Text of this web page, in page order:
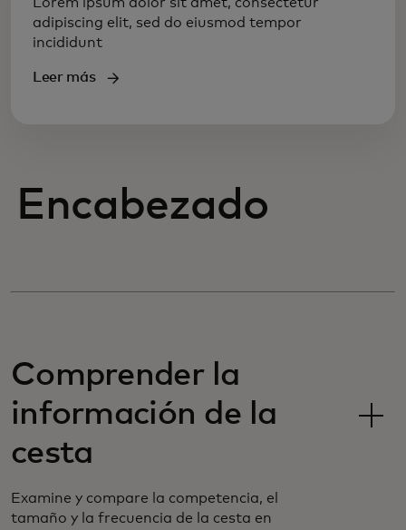
adipiscing elit, sed do eiusmod tempor
incididunt
Leer más
Encabezado
Comprender la
información de la
cesta
Examine y compare la competencia, el
tamaño y la frecuencia de la cesta en